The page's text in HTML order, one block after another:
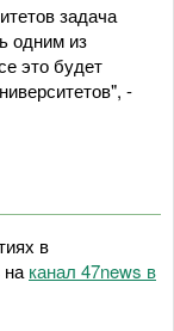
задача
одним из
это будет
-
в
на канал 47news в